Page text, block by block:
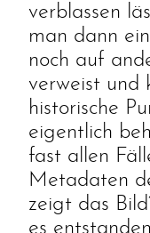
verblassen
man dann
noch auf
verweist und
historische
eigentlich
fast allen
Metadaten
zeigt das
es